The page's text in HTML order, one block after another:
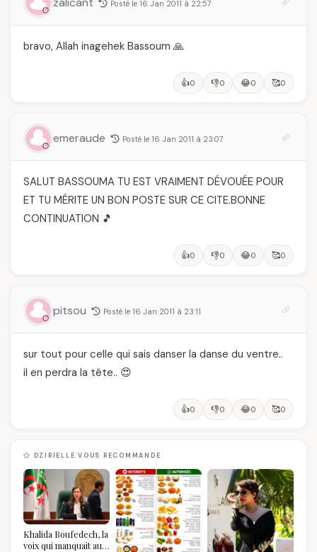
Posté le 16 Jan 2011 à 22:57
bravo, Allah inagehek Bassoum 🙏
👍0 👎0 😂0 🥰0
emeraude Posté le 16 Jan 2011 à 23:07
SALUT BASSOUMA TU EST VRAIMENT DÉVOUÉE POUR
ET TU MÉRITE UN BON POSTE SUR CE CITE.BONNE
CONTINUATION 🎵
👍0 👎0 😂0 🥰0
pitsou Posté le 16 Jan 2011 à 23:11
sur tout pour celle qui sais danser la danse du ventre..
il en perdra la tête.. 😍
👍0 👎0 😂0 🥰0
DZIRIELLE VOUS RECOMMANDE
Khalida Boufedech, la
voix qui manquait au